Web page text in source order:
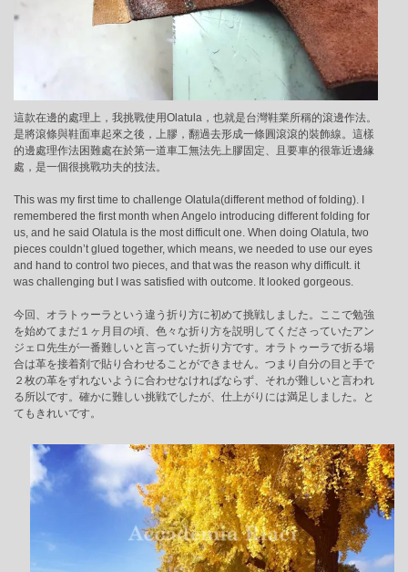
這款在邊的處理上，我挑戰使用Olatula，也就是台灣鞋業所稱的滾邊作法。
是將滾條與鞋面車起來之後，上膠，翻過去形成一條圓滾滾的裝飾線。這樣
的邊處理作法困難處在於第一道車工無法先上膠固定、且要車的很靠近邊緣
處，是一個很挑戰功夫的技法。
This was my first time to challenge Olatula(different method of folding). I
remembered the first month when Angelo introducing different folding for
us, and he said Olatula is the most difficult one. When doing Olatula, two
pieces couldn’t glued together, which means, we needed to use our eyes
and hand to control two pieces, and that was the reason why difficult. it
was challenging but I was satisfied with outcome. It looked gorgeous.
今回、オラトゥーラという違う折り方に初めて挑戦しました。ここで勉強
を始めてまだ１ヶ月目の頃、色々な折り方を説明してくださっていたアン
ジェロ先生が一番難しいと言っていた折り方です。オラトゥーラで折る場
合は革を接着剤で貼り合わせることができません。つまり自分の目と手で
２枚の革をずれないように合わせなければならず、それが難しいと言われ
る所以です。確かに難しい挑戦でしたが、仕上がりには満足しました。と
てもきれいです。